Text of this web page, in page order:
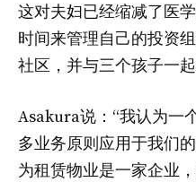
这对夫妇已经缩减了医
时间来管理自己的投资
社区，并与三个孩子一起
Asakura说：“我认为一
多业务原则应用于我们
为租赁物业是一家企业